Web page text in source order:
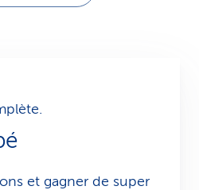
et gagner de super